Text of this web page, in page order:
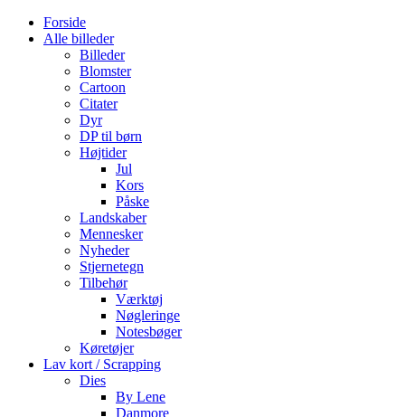
Forside
Alle billeder
Billeder
Blomster
Cartoon
Citater
Dyr
DP til børn
Højtider
Jul
Kors
Påske
Landskaber
Mennesker
Nyheder
Stjernetegn
Tilbehør
Værktøj
Nøgleringe
Notesbøger
Køretøjer
Lav kort / Scrapping
Dies
By Lene
Danmore